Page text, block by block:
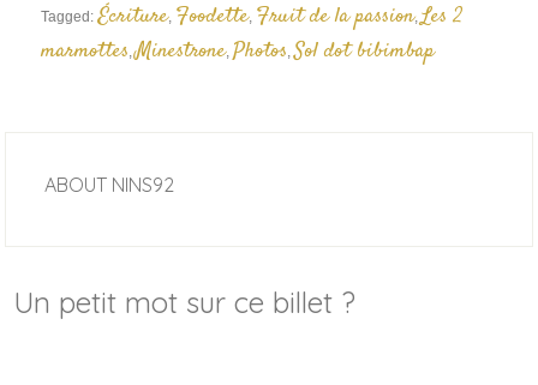
Tagged:Écriture, Foodette, Fruit de la passion,Les 2
marmottes,Minestrone,Photos,Sol dot bibimbap
ABOUT NINS92
Un petit mot sur ce billet ?